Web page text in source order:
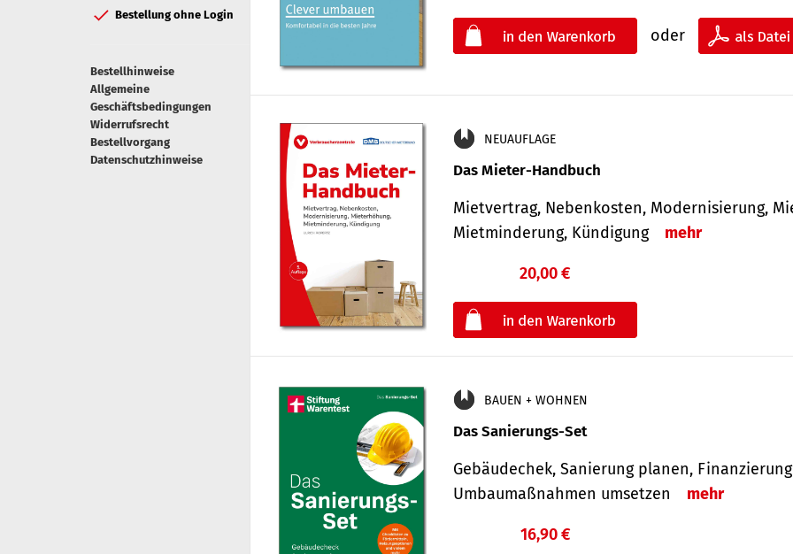
Bestellung ohne Login
Bestellhinweise
Allgemeine
Geschäftsbedingungen
Widerrufsrecht
Bestellvorgang
Datenschutzhinweise
oder
NEUAUFLAGE
Das Mieter-Handbuch
Mietvertrag, Nebenkosten, Modernisierung,
Mietminderung, Kündigung
mehr
20,00 €
BAUEN + WOHNEN
Das Sanierungs-Set
Gebäudechek, Sanierung planen,
Umbaumaßnahmen umsetzen
mehr
16,90 €